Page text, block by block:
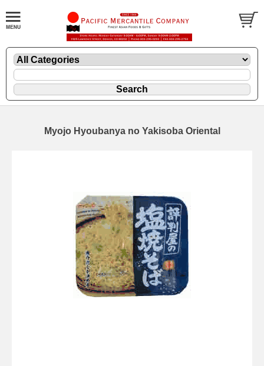
Myojo Hyoubanya no Yakisoba Oriental